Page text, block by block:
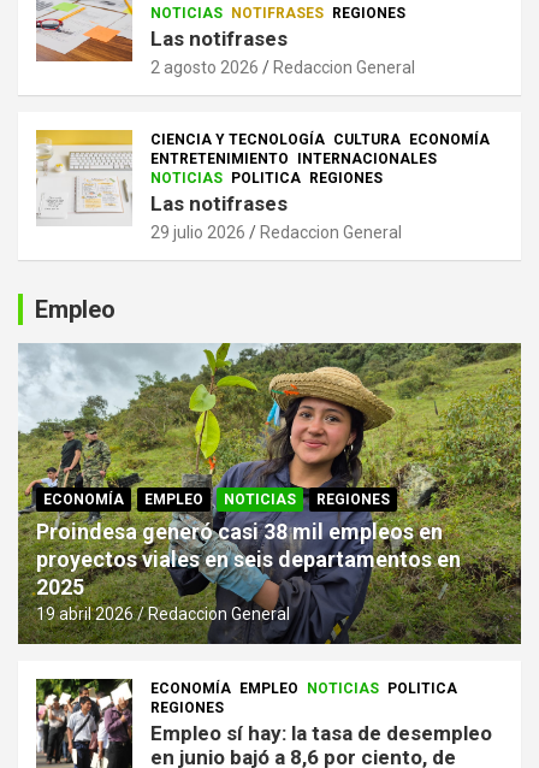
NOTICIAS NOTIFRASES REGIONES
Las notifrases
2 agosto 2026 Redaccion General
CIENCIA Y TECNOLOGÍA CULTURA ECONOMÍA
ENTRETENIMIENTO
INTERNACIONALES
NOTICIAS POLITICA REGIONES
Las notifrases
29 julio 2026 Redaccion General
Empleo
ECONOMÍA EMPLEO NOTICIAS REGIONES
Proindesa generó casi 38 mil empleos en
proyectos viales en seis departamentos en
2025
19 abril 2026 Redaccion General
ECONOMÍA EMPLEO NOTICIAS
POLITICA
REGIONES
Empleo sí hay: la tasa de desempleo
en junio bajó a 8,6 por ciento, de